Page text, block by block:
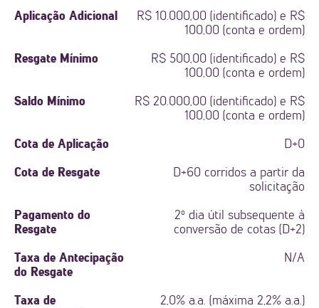
Aplicação Adicional
R$ 10.000,00 (identificado) e R$
100,00 (conta e ordem)
Resgate Mínimo
R$ 500,00 (identificado) e R$
100,00 (conta e ordem)
Saldo Mínimo
R$ 20.000,00 (identificado) e R$
100,00 (conta e ordem)
Cota de Aplicação D+0
Cota de Resgate
D+60 corridos a partir da
solicitação
Pagamento do
Resgate
2º dia útil subsequente à
conversão de cotas (D+2)
Taxa de Antecipação
do Resgate
N/A
Taxa de
2,0% a.a. (máxima 2,2% a.a.)